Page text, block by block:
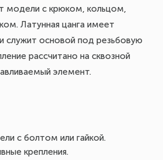
модели с крюком, кольцом,
Латунная цанга имеет
служит основой под резьбовую
рассчитано на сквозной
элемент.
с болтом или гайкой.
крепления.